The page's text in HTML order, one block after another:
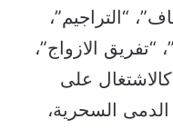
“التراجيم”،
الازواج”،
على
السحرية،